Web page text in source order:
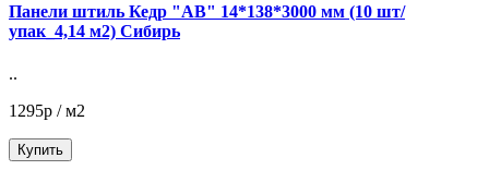
Панели штиль Кедр "АВ" 14*138*3000 мм (10 шт/
упак_4,14 м2) Сибирь
..
1295р / м2
Купить